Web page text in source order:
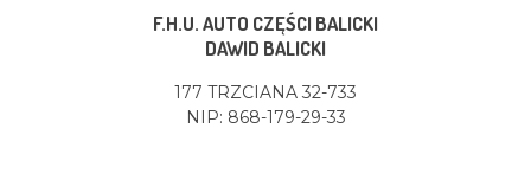
F.H.U. AUTO CZĘŚCI BALICKI
DAWID BALICKI
177 TRZCIANA 32-733
NIP: 868-179-29-33